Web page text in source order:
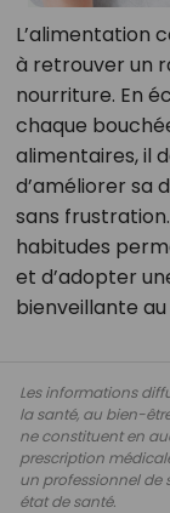
L’alimentation
à retrouver un
nourriture. En
chaque
alimentaires, il
d’améliorer sa
sans
habitudes
et d’adopter
bienveillante
Les informations
la santé, au bien-
ne constituent en
prescription
un professionnel de
état de santé.